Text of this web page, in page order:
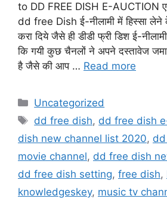
to DD FREE DISH E-AUCTION
dd free Dish ई-नीलामी में हिस्सा लेने
करा दिये जैसे ही डीडी फ्री डिश ई-
कि गयी कुछ चैनलों ने अपने दस्तावेज
है जैसे की आप … Read more
Categories
Uncategorized
Tags
dd free dish, dd free dish
dish new channel list 2020,
movie channel, dd free dish
dd free dish setting, free dish,
knowledgeskey, music tv